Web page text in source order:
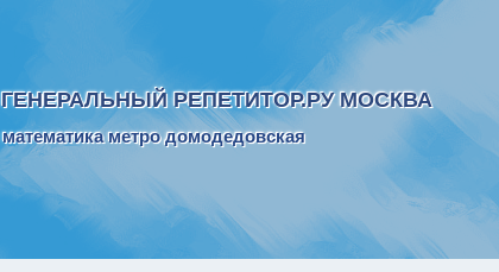
ГЕНЕРАЛЬНЫЙ РЕПЕТИТОР.РУ МОСКВА
математика метро домодедовская